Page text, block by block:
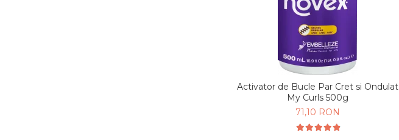
Activator de Bucle Par Cret si Ondulat
My Curls 500g
71,10 RON